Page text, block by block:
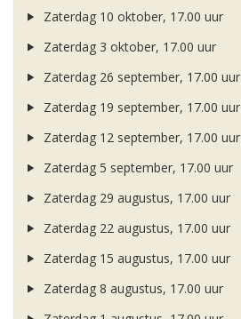
Zaterdag 10 oktober, 17.00 uur
Zaterdag 3 oktober, 17.00 uur
Zaterdag 26 september, 17.00 uur
Zaterdag 19 september, 17.00 uur
Zaterdag 12 september, 17.00 uur
Zaterdag 5 september, 17.00 uur
Zaterdag 29 augustus, 17.00 uur
Zaterdag 22 augustus, 17.00 uur
Zaterdag 15 augustus, 17.00 uur
Zaterdag 8 augustus, 17.00 uur